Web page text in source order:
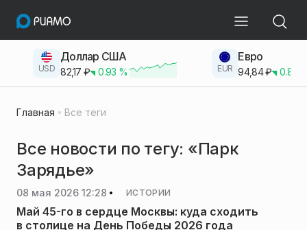
USD
Доллар США
82,17 ₽ 0.93 % EUR
Евро
94,84₽ 0.83
Главная Все теги
Все новости по тегу: «Парк
Зарядье»
08 мая 2026 12:28 ИСТОРИИ
Май 45-го в сердце Москвы: куда сходить
в столице на День Победы 2026 года